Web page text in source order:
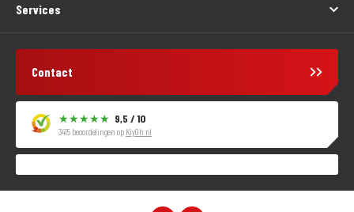
Services
Contact
9,5 / 10
3415 beoordelingen op KiyOh.nl